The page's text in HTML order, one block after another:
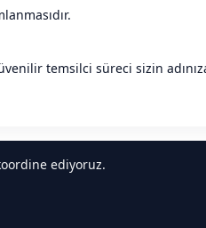
temsilci süreci sizin
ediyoruz.